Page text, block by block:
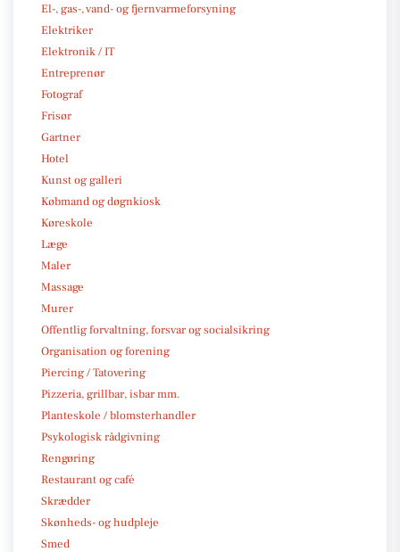
El-, gas-, vand- og fjernvarmeforsyning
Elektriker
Elektronik / IT
Entreprenør
Fotograf
Frisør
Gartner
Hotel
Kunst og galleri
Købmand og døgnkiosk
Køreskole
Læge
Maler
Massage
Murer
Offentlig forvaltning, forsvar og socialsikring
Organisation og forening
Piercing / Tatovering
Pizzeria, grillbar, isbar mm.
Planteskole / blomsterhandler
Psykologisk rådgivning
Rengøring
Restaurant og café
Skrædder
Skønheds- og hudpleje
Smed